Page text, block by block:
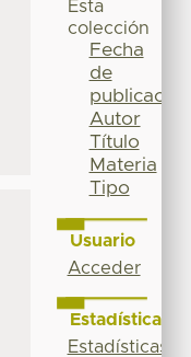
Esta
colección
Fecha
de
publicación
Autor
Título
Materia
Tipo
Usuario
Acceder
Estadísticas
Estadísticas